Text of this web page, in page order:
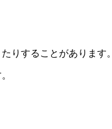
りすることがあります。